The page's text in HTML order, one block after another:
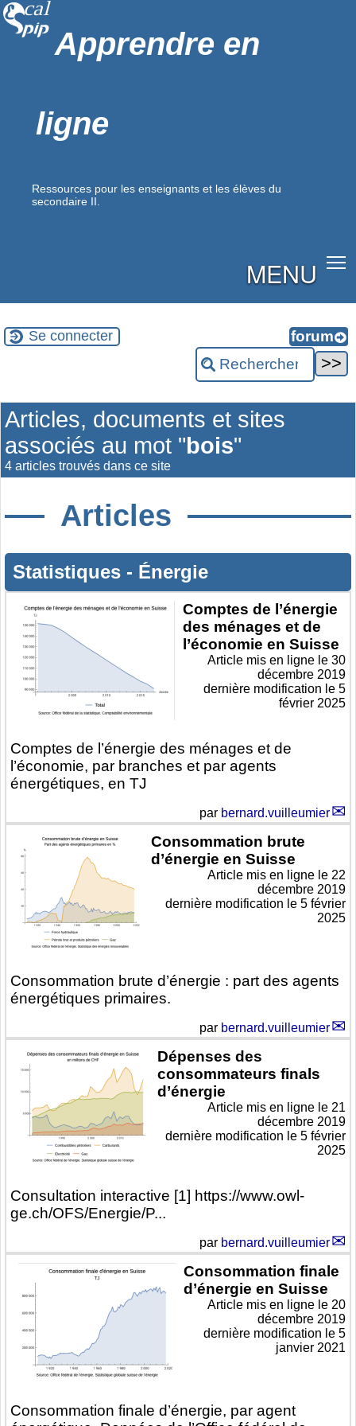
Apprendre en
ligne
Ressources pour les enseignants et les élèves du
secondaire II.
MENU
Se connecter
Articles, documents et sites
associés au mot "bois"
4 articles trouvés dans ce site
Articles
Statistiques - Énergie
Comptes de l’énergie
des ménages et de
l’économie en Suisse
Comptes de l’énergie des ménages et de
l’économie, par branches et par agents
énergétiques, en TJ
Article mis en ligne le 30
décembre 2019
dernière modification le 5
février 2025
par bernard.vuilleumier
Consommation brute
d’énergie en Suisse
Consommation brute d’énergie : part des agents
énergétiques primaires.
Article mis en ligne le 22
décembre 2019
dernière modification le 5 février
2025
par bernard.vuilleumier
Dépenses des
consommateurs finals
d’énergie
Consultation interactive [1] https://www.owl-
ge.ch/OFS/Energie/P...
Article mis en ligne le 21
décembre 2019
dernière modification le 5 février
2025
par bernard.vuilleumier
Consommation finale
d’énergie en Suisse
Consommation finale d’énergie, par agent
Article mis en ligne le 20
décembre 2019
dernière modification le 5
janvier 2021